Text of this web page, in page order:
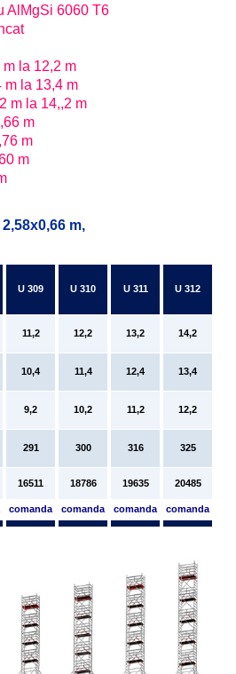
AlMgSi 6060 T6
la 12,2 m
m la 13,4 m
m la 14,,2 m
m
m
m
m,
U 309
11,2
10,4
9,2
291
16511
comanda
U 310
12,2
11,4
10,2
300
18786
comanda
U 311
13,2
12,4
11,2
316
19635
comanda
U 312
14,2
13,4
12,2
325
20485
comanda